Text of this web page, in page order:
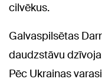
cilvēkus.
Galvaspilsētas
daudzstāvu
Pēc Ukrainas